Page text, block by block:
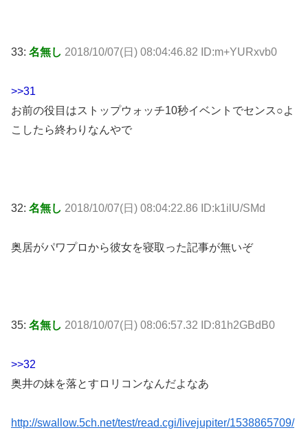
33: 名無し 2018/10/07(日) 08:04:46.82 ID:m+YURxvb0
>>31
お前の役目はストップウォッチ10秒イベントでセンス○よ
こしたら終わりなんやで
32: 名無し 2018/10/07(日) 08:04:22.86 ID:k1ilU/SMd
奥居がパワプロから彼女を寝取った記事が無いぞ
35: 名無し 2018/10/07(日) 08:06:57.32 ID:81h2GBdB0
>>32
奥井の妹を落とすロリコンなんだよなあ
http://swallow.5ch.net/test/read.cgi/livejupiter/1538865709/